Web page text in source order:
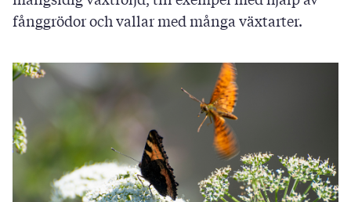
fånggrödor och vallar med många växtarter.